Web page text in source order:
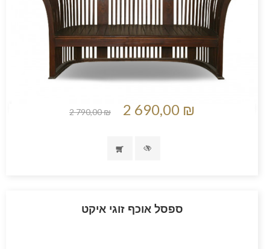
2 790,00 ₪ 2 690,00 ₪
ספסל אוכף זוגי איקט